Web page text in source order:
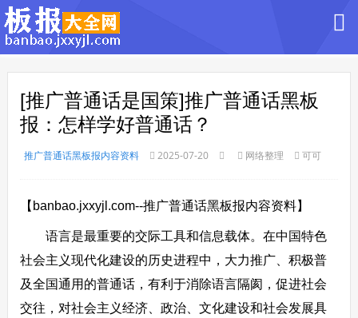
[推广普通话是国策]推广普通话黑板
报：怎样学好普通话？
推广普通话黑板报内容资料 2025-07-20 网络整理 可可
【banbao.jxxyjl.com--推广普通话黑板报内容资料】
语言是最重要的交际工具和信息载体。在中国特色
社会主义现代化建设的历史进程中，大力推广、积极普
及全国通用的普通话，有利于消除语言隔阂，促进社会
交往，对社会主义经济、政治、文化建设和社会发展具